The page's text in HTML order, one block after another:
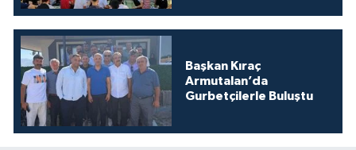
Başkan Kıraç
Armutalan’da
Gurbetçilerle Buluştu